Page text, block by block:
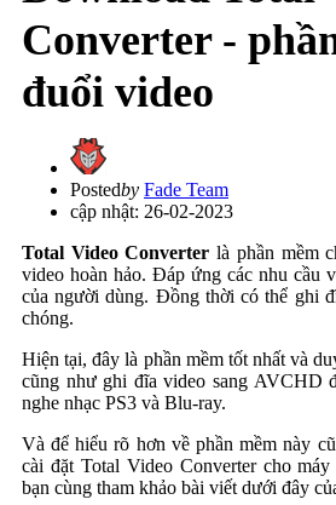
Converter -
đuổi video
Postedby Fade Team
cập nhật: 26-02-2023
Total Video Converter là phần mềm
video hoàn hảo. Đáp ứng các nhu cầu
của người dùng. Đồng thời có thể ghi
chóng.
Hiện tại, đây là phần mềm tốt nhất và
cũng như ghi đĩa video sang AVCHD
nghe nhạc PS3 và Blu-ray.
Và để hiểu rõ hơn về phần mềm này
cài đặt Total Video Converter cho
bạn cùng tham khảo bài viết dưới đây